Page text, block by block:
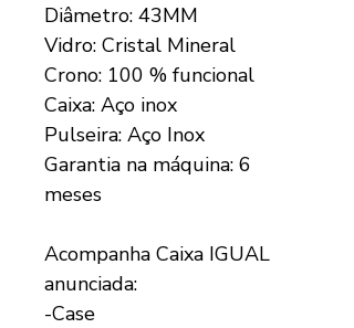
Diâmetro: 43MM
Vidro: Cristal Mineral
Crono: 100 % funcional
Caixa: Aço inox
Pulseira: Aço Inox
Garantia na máquina: 6
meses
Acompanha Caixa IGUAL
anunciada:
-Case